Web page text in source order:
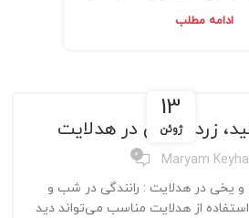
ادامه مطلب
13
ژوئن
زرد و یخی در هدلایت
Maryam
0
و یخی در هدلایت : رانندگی در شب و
از هدلایت مناسب می‌تواند دید